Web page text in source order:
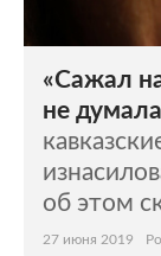
Из
«Сажал
не
об этом
27 июня 2019